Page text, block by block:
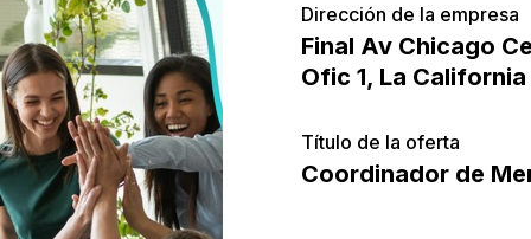
Dirección de la empresa
Final Av Chicago
Ofic 1, La
Título de la oferta
Coordinador de